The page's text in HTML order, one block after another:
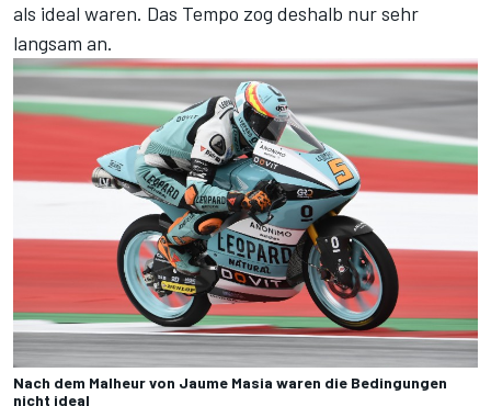
als ideal waren. Das Tempo zog deshalb nur sehr
langsam an.
Nach dem Malheur von Jaume Masia waren die Bedingungen
nicht ideal